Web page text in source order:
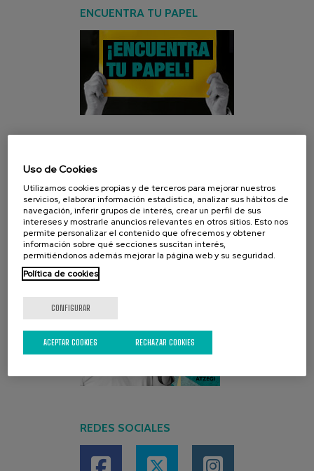
ENCUENTRA TU PAPEL
REDES SOCIALES
Uso de Cookies
Utilizamos cookies propias y de terceros para mejorar nuestros
servicios, elaborar información estadística, analizar sus hábitos de
navegación, inferir grupos de interés, crear un perfil de sus
intereses y mostrarle anuncios relevantes en otros sitios. Esto nos
permite personalizar el contenido que ofrecemos y obtener
información sobre qué secciones suscitan interés,
permitiéndonos además mejorar la página web y su seguridad.
Política de cookies
CONFIGURAR
RECHAZAR COOKIES
ACEPTAR COOKIES